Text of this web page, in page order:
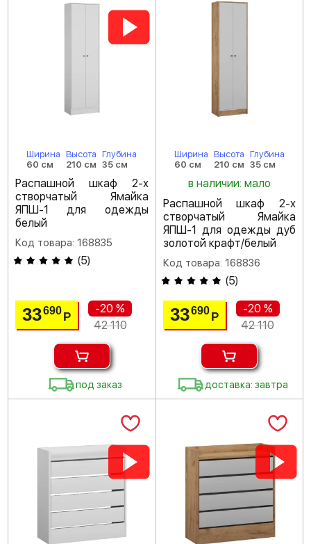
Ширина
60 см
Высота
210 см
Глубина
35 см
Распашной шкаф 2-х
створчатый Ямайка
ЯПШ-1 для одежды
белый
Код товара: 168835
(5)
33690Р
-20 %
42 110
под заказ
Ширина
60 см
Высота
210 см
Глубина
35 см
в наличии: мало
Распашной шкаф 2-х
створчатый Ямайка
ЯПШ-1 для одежды дуб
золотой крафт/белый
Код товара: 168836
(5)
33690 Р
-20 %
42 110
доставка: завтра